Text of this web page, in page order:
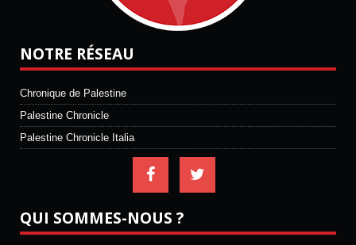
NOTRE RÉSEAU
Chronique de Palestine
Palestine Chronicle
Palestine Chronicle Italia
QUI SOMMES-NOUS ?